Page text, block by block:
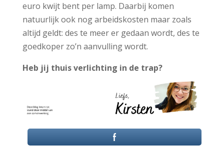
euro kwijt bent per lamp. Daarbij komen
natuurlijk ook nog arbeidskosten maar zoals
altijd geldt: des te meer er gedaan wordt, des te
goedkoper zo’n aanvulling wordt.
Heb jij thuis verlichting in de trap?